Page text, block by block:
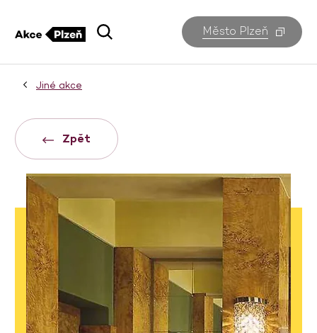
Město Plzeň
Jiné akce
Zpět